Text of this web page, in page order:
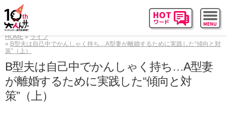
HOME
ライフ
B型夫は自己中でかんしゃく持ち…A型妻が離婚するために実践した“傾向と対
策”（上）
B型夫は自己中でかんしゃく持ち…A型妻
が離婚するために実践した“傾向と対
策”（上）